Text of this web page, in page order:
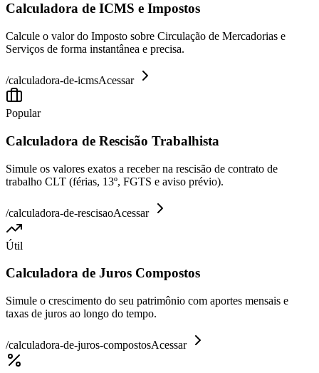
Calculadora de ICMS e Impostos
Calcule o valor do Imposto sobre Circulação de Mercadorias e
Serviços de forma instantânea e precisa.
/calculadora-de-icmsAcessar
Popular
Calculadora de Rescisão Trabalhista
Simule os valores exatos a receber na rescisão de contrato de
trabalho CLT (férias, 13º, FGTS e aviso prévio).
/calculadora-de-rescisaoAcessar
Útil
Calculadora de Juros Compostos
Simule o crescimento do seu patrimônio com aportes mensais e
taxas de juros ao longo do tempo.
/calculadora-de-juros-compostosAcessar